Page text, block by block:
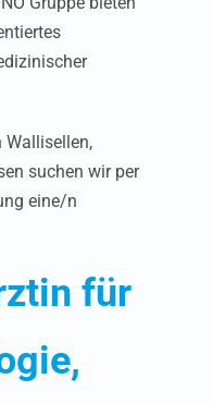
Wallisellen,
suchen wir per
eine/n
für